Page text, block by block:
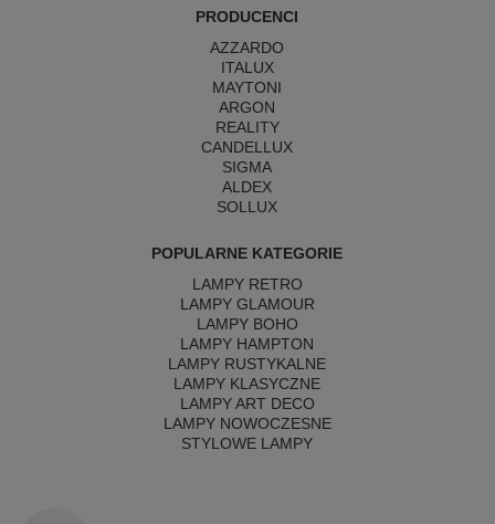
PRODUCENCI
AZZARDO
ITALUX
MAYTONI
ARGON
REALITY
CANDELLUX
SIGMA
ALDEX
SOLLUX
POPULARNE KATEGORIE
LAMPY RETRO
LAMPY GLAMOUR
LAMPY BOHO
LAMPY HAMPTON
LAMPY RUSTYKALNE
LAMPY KLASYCZNE
LAMPY ART DECO
LAMPY NOWOCZESNE
STYLOWE LAMPY